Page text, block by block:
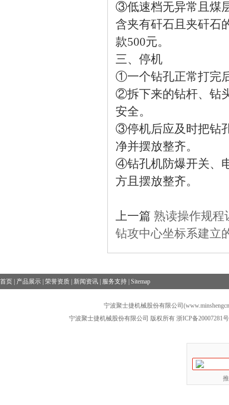
③低速档无异常且煤
含夹有矸石且夹矸石
款500元。
三、停机
①一个钻孔正常打完
②拆下来的钻杆、钻
安全。
③停机后应及时把钻
净并摆放整齐。
④钻孔机防爆开关、
方且摆放整齐。
上一篇 熟读操作规程
钻攻中心坐标系建立
首页 产品展示 荣誉资质 新闻资讯 服务支持 Sitemap
宁波聚士捷机械股份有限公司
宁波聚士捷机械股份有限公司 版权所有 浙ICP备20007281